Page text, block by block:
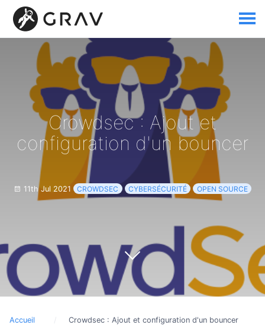
Crowdsec : Ajout et
configuration d'un bouncer
11th Jul 2021 CROWDSEC CYBERSÉCURITÉ OPEN SOURCE
Accueil Crowdsec : Ajout et configuration d'un bouncer